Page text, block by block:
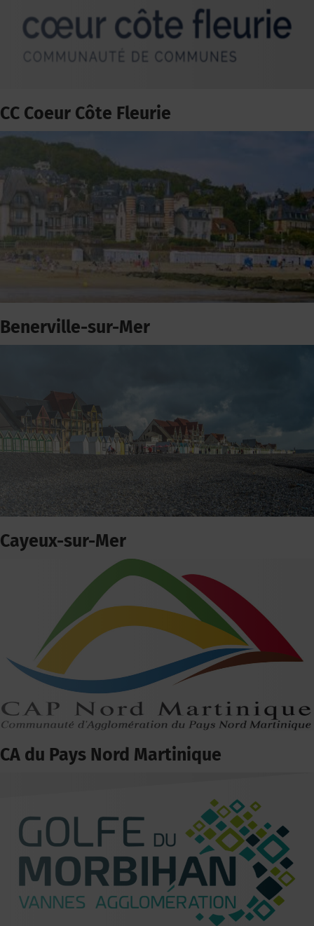
CC Coeur Côte Fleurie
Benerville-sur-Mer
Cayeux-sur-Mer
CA du Pays Nord Martinique